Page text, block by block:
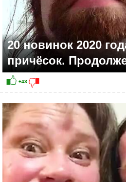
+37
20 новинок 2020
причёсок.